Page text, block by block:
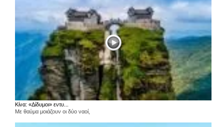
Κίνα: «Δίδυμοι» εντυ...
Με θαύμα μοιάζουν οι δύο ναοί,